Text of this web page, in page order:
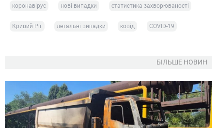
коронавірус нові випадки статистика захворюваності
Кривий Ріг летальні випадки ковід COVID-19
БІЛЬШЕ НОВИН